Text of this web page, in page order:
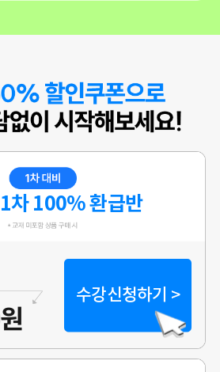
대한 동기부여(환급해주니깐ㅎ)
수강생 임** 블로그
계획이 있으셨던 분들 샘플강의들 들어보시
면 좋을 것 같아요.
기저기 다른 학원 찾아다니던 시절은 모두 안
녕!!
관련해서는 믿고 수강하는 곳이니깐요!
의도 준다고 하는데...! 아직 수강신청안하셨
니라, 다양한 단과수업도 있네요.
는 기출문제 강의도 있고, 기대한만큼 알찬
시험준비해보시는 것 추천드립니다.
차 100% 환급반
수강신청하기 >